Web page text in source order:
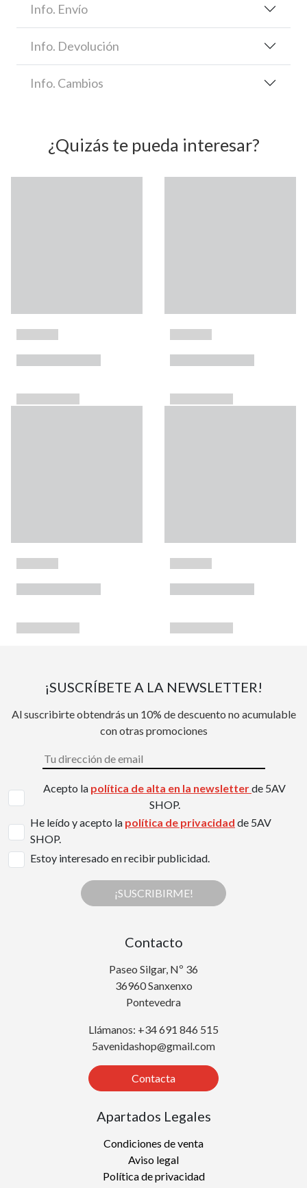
Info. Envío
Info. Devolución
Info. Cambios
¿Quizás te pueda interesar?
¡SUSCRÍBETE A LA NEWSLETTER!
Al suscribirte obtendrás un 10% de descuento no acumulable
con otras promociones
Acepto la política de alta en la newsletterde 5AV
SHOP.
He leído y acepto la política de privacidad de 5AV
SHOP.
Estoy interesado en recibir publicidad.
¡SUSCRIBIRME!
Contacto
Paseo Silgar, Nº 36
36960 Sanxenxo
Pontevedra
Llámanos: +34 691 846 515
5avenidashop@gmail.com
Contacta
Apartados Legales
Condiciones de venta
Aviso legal
Política de privacidad